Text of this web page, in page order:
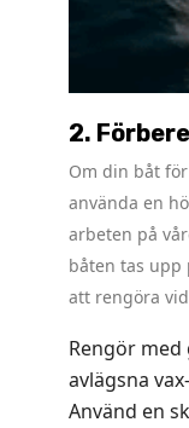
2.
Om din båt
använda en
arbeten på
båten tas upp
att rengöra
Rengör
avlägsna
Använd en